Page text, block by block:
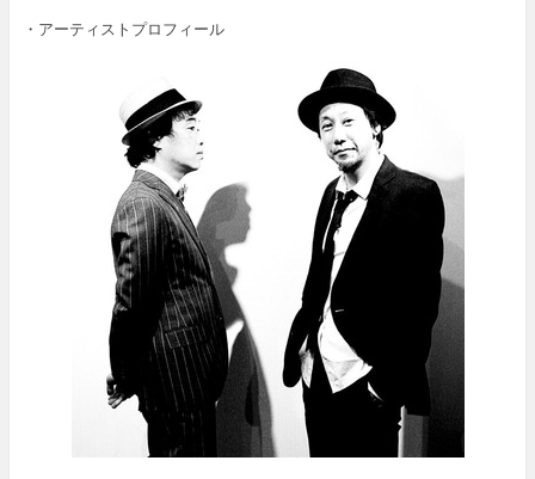
・アーティストプロフィール